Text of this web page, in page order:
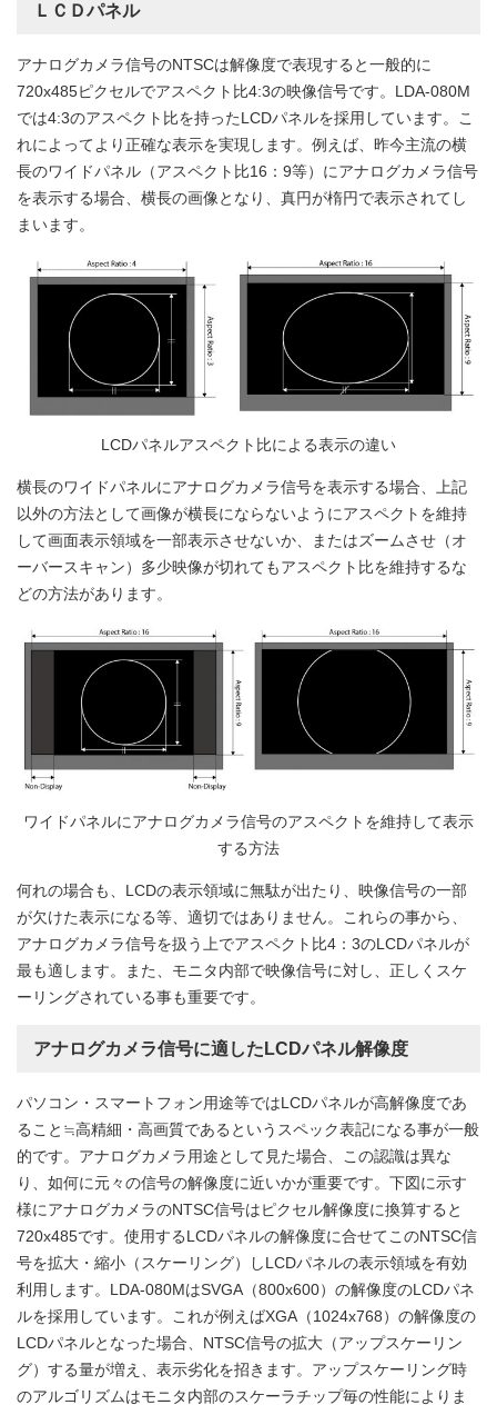
ＬＣＤパネル
アナログカメラ信号のNTSCは解像度で表現すると一般的に
720x485ピクセルでアスペクト比4:3の映像信号です。LDA-080M
では4:3のアスペクト比を持ったLCDパネルを採用しています。こ
れによってより正確な表示を実現します。例えば、昨今主流の横
長のワイドパネル（アスペクト比16：9等）にアナログカメラ信号
を表示する場合、横長の画像となり、真円が楕円で表示されてし
まいます。
LCDパネルアスペクト比による表示の違い
横長のワイドパネルにアナログカメラ信号を表示する場合、上記
以外の方法として画像が横長にならないようにアスペクトを維持
して画面表示領域を一部表示させないか、またはズームさせ（オ
ーバースキャン）多少映像が切れてもアスペクト比を維持するな
どの方法があります。
ワイドパネルにアナログカメラ信号のアスペクトを維持して表示
する方法
何れの場合も、LCDの表示領域に無駄が出たり、映像信号の一部
が欠けた表示になる等、適切ではありません。これらの事から、
アナログカメラ信号を扱う上でアスペクト比4：3のLCDパネルが
最も適します。また、モニタ内部で映像信号に対し、正しくスケ
ーリングされている事も重要です。
アナログカメラ信号に適したLCDパネル解像度
パソコン・スマートフォン用途等ではLCDパネルが高解像度であ
ること≒高精細・高画質であるというスペック表記になる事が一般
的です。アナログカメラ用途として見た場合、この認識は異な
り、如何に元々の信号の解像度に近いかが重要です。下図に示す
様にアナログカメラのNTSC信号はピクセル解像度に換算すると
720x485です。使用するLCDパネルの解像度に合せてこのNTSC信
号を拡大・縮小（スケーリング）しLCDパネルの表示領域を有効
利用します。LDA-080MはSVGA（800x600）の解像度のLCDパネ
ルを採用しています。これが例えばXGA（1024x768）の解像度の
LCDパネルとなった場合、NTSC信号の拡大（アップスケーリン
グ）する量が増え、表示劣化を招きます。アップスケーリング時
のアルゴリズムはモニタ内部のスケーラチップ毎の性能によりま